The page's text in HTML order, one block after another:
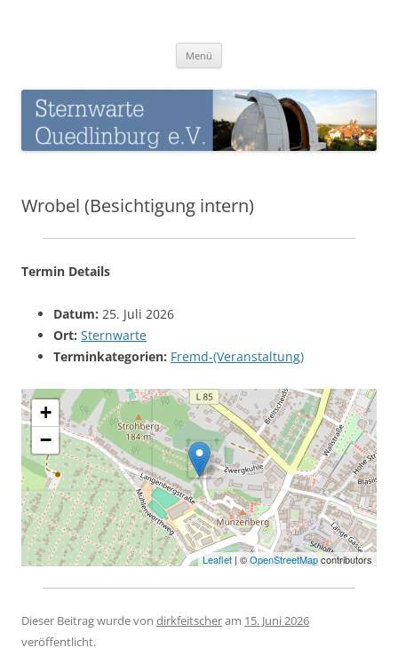
Menü
Wrobel (Besichtigung intern)
Termin Details
Datum: 25. Juli 2026
Ort: Sternwarte
Terminkategorien: Fremd-(Veranstaltung)
+
−
Leaflet | ©OpenStreetMapcontributors
Dieser Beitrag wurdevon dirkfeitscheram 15. Juni 2026
veröffentlicht.